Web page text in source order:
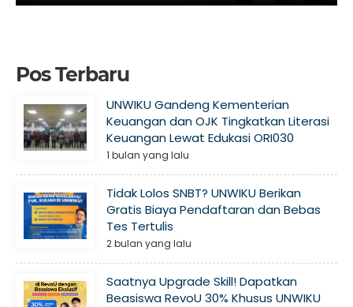
Pos Terbaru
UNWIKU Gandeng Kementerian
Keuangan dan OJK Tingkatkan Literasi
Keuangan Lewat Edukasi ORI030
1 bulan yang lalu
Tidak Lolos SNBT? UNWIKU Berikan
Gratis Biaya Pendaftaran dan Bebas
Tes Tertulis
2 bulan yang lalu
Saatnya Upgrade Skill! Dapatkan
Beasiswa RevoU 30% Khusus UNWIKU